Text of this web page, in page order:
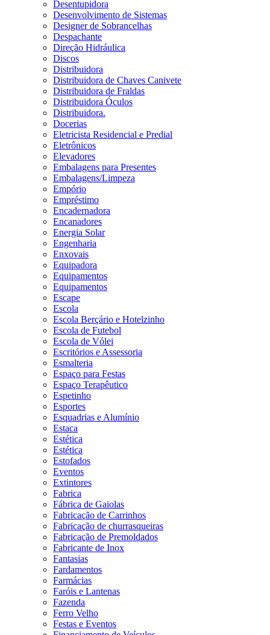
Desentupidora
Desenvolvimento de Sistemas
Designer de Sobrancelhas
Despachante
Direção Hidráulica
Discos
Distribuidora
Distribuidora de Chaves Canivete
Distribuidora de Fraldas
Distribuidora Óculos
Distribuidora.
Docerias
Eletricista Residencial e Predial
Eletrônicos
Elevadores
Embalagens para Presentes
Embalagens/Limpeza
Empório
Empréstimo
Encadernadora
Encanadores
Energia Solar
Engenharia
Enxovais
Equipadora
Equipamentos
Equipamentos
Escape
Escola
Escola Berçário e Hotelzinho
Escola de Futebol
Escola de Vólei
Escritórios e Assessoria
Esmalteria
Espaço para Festas
Espaço Terapêutico
Espetinho
Esportes
Esquadrias e Alumínio
Estaca
Estética
Estética
Estofados
Eventos
Extintores
Fabrica
Fábrica de Gaiolas
Fabricação de Carrinhos
Fabricação de churrasqueiras
Fabricação de Premoldados
Fabricante de Inox
Fantasias
Fardamentos
Farmácias
Faróis e Lantenas
Fazenda
Ferro Velho
Festas e Eventos